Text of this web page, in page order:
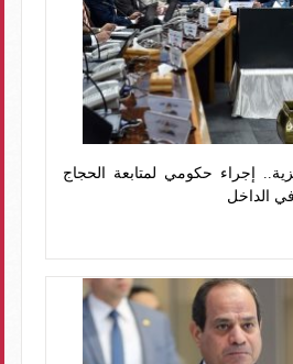
إجراء حكومي لمتابعة الحجاج
الداخل